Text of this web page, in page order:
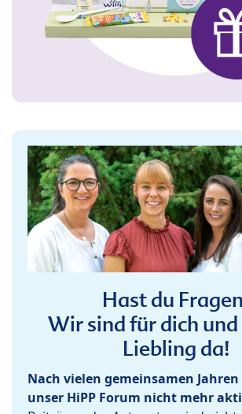
Hast du
Wir sind für dich
Liebling da!
Nach vielen gemeinsamen
unser HiPP Forum nicht mehr